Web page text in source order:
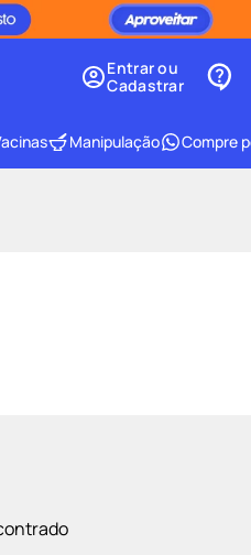
Entrar ou
Cadastrar
Manipulação Compre